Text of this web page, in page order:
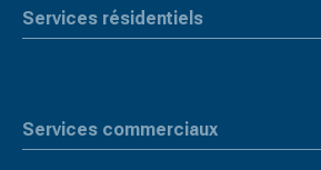
Services résidentiels
Services commerciaux